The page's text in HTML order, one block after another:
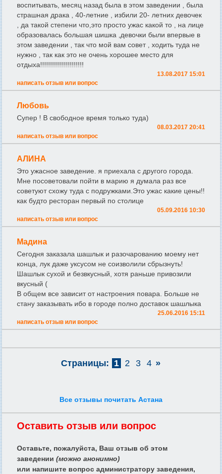
воспитывать, месяц назад была в этом заведении , была
страшная драка , 40-летние , избили 20- летних девочек
, да такой степени что,это просто ужас какой то , на лице
образовалась большая шишка ,девочки были впервые в
этом заведении , так что мой вам совет , ходить туда не
нужно , так как это не очень хорошее место для
отдыха!!!!!!!!!!!!!!!!!!!!!!
13.08.2017 15:01
написать отзыв или вопрос
Любовь
Супер ! В свободное время только туда)
08.03.2017 20:41
написать отзыв или вопрос
АЛИНА
Это ужасное заведение. я приехала с другого города.
Мне посоветовали пойти в марию я думала раз все
советуют схожу туда с подружками.Это ужас какие цены!!
как будто ресторан первый по столице
05.09.2016 10:30
написать отзыв или вопрос
Мадина
Сегодня заказала шашлык и разочарованию моему нет
конца, лук даже уксусом не соизволили сбрызнуть!
Шашлык сухой и безвкусный, хотя раньше привозили
вкусный (
В общем все зависит от настроения повара. Больше не
стану заказывать ибо в городе полно доставок шашлыка
25.06.2016 15:11
написать отзыв или вопрос
Страницы: 1 2 3 4 »
Все отзывы почитать Астана
Оставить отзыв или вопрос
Оставьте, пожалуйста, Ваш отзыв об этом
заведении (можно анонимно)
или напишите вопрос администратору заведения,